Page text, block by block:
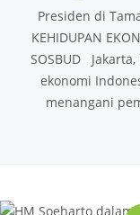
Presiden di
KEHIDUPAN
SOSBUD
ekonomi
menangani